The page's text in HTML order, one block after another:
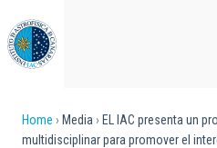
to
main
content
Breadcrumb
Home Media
EL IAC presenta un
multidisciplinar para promover el